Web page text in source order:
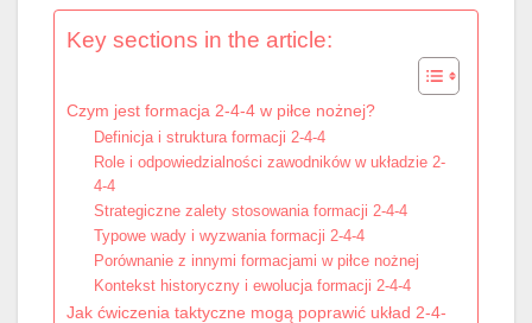
Key sections in the article:
Czym jest formacja 2-4-4 w piłce nożnej?
Definicja i struktura formacji 2-4-4
Role i odpowiedzialności zawodników w układzie 2-
4-4
Strategiczne zalety stosowania formacji 2-4-4
Typowe wady i wyzwania formacji 2-4-4
Porównanie z innymi formacjami w piłce nożnej
Kontekst historyczny i ewolucja formacji 2-4-4
Jak ćwiczenia taktyczne mogą poprawić układ 2-4-